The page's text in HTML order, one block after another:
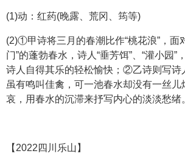
(1)动：红药(晚露、荒冈、筠等)
(2)①甲诗将三月的春潮比作“桃花浪”，面
门”的蓬勃春水，诗人“垂芳饵”、“灌小园”
诗人自得其乐的轻松愉快；②乙诗则写诗
虽有鸣叫佳禽，可一池春水却没有一丝儿
哀，用春水的沉滞来抒写内心的淡淡愁绪
【2022四川乐山】